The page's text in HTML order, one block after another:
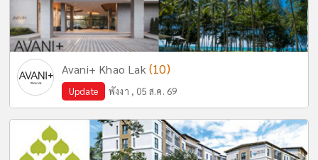
Avani+ Khao Lak (10)
Update พังงา , 05 ส.ค. 69